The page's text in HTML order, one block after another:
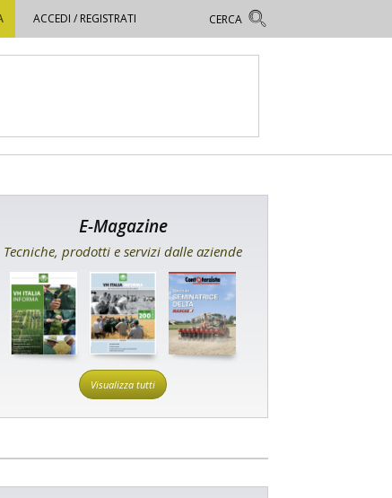
ACCEDI / REGISTRATI
E-Magazine
Tecniche, prodotti e servizi dalle aziende
Visualizza tutti